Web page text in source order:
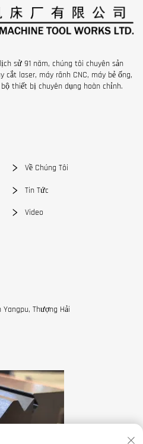
sử 91 năm, chúng tôi chuyên sản
cắt laser, máy rãnh CNC, máy bẻ ống,
thiết bị chuyên dụng hoàn chỉnh.
Về Chúng Tôi
Tin Tức
Video
Yangpu, Thượng Hải